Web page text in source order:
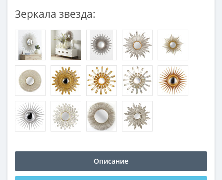
Зеркала звезда:
Описание